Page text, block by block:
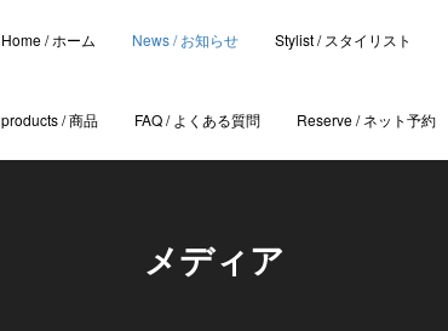
Home / ホーム News / お知らせ Stylist / スタイリスト
products / 商品 FAQ / よくある質問 Reserve / ネット予約
メディア